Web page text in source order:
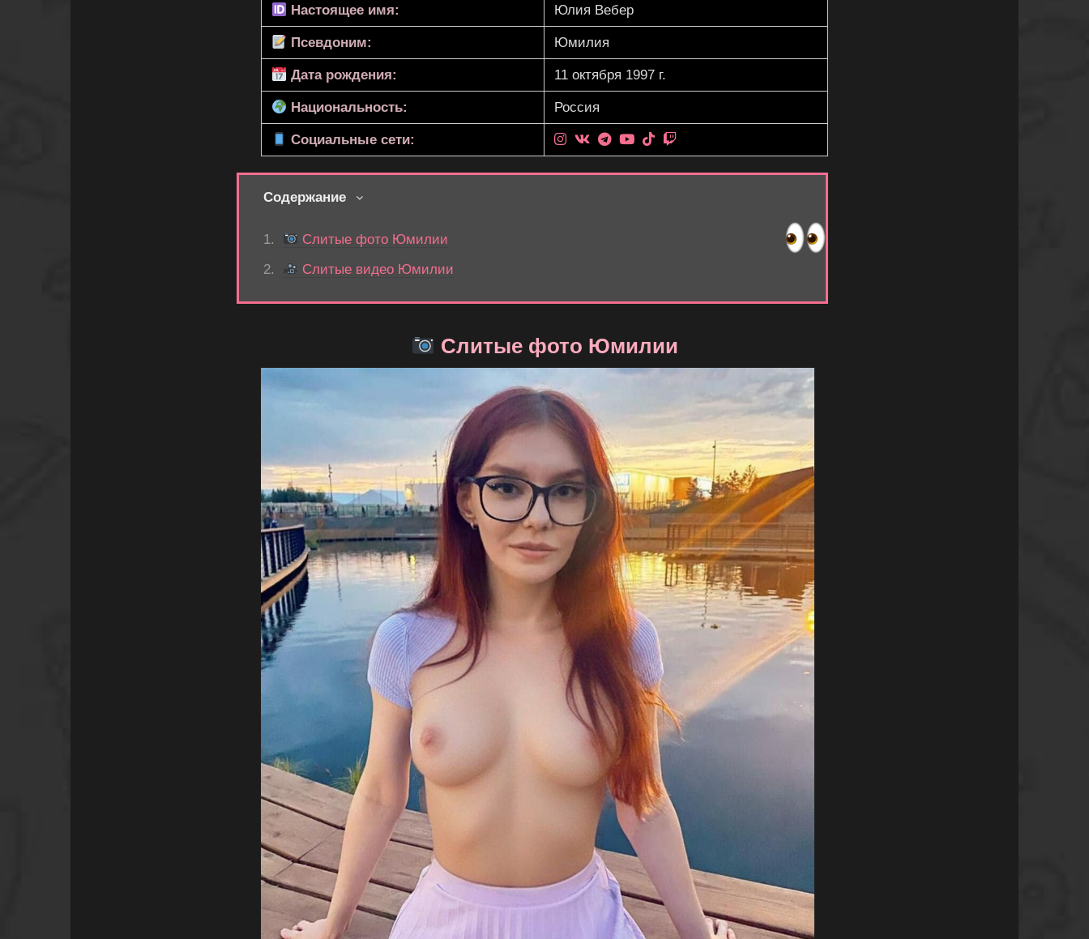
Настоящее имя: Юлия Вебер
Псевдоним: Юмилия
Дата рождения: 11 октября 1997 г.
Национальность: Россия
Социальные сети:
Содержание
Слитые фото Юмилии
Слитые видео Юмилии
Слитые фото Юмилии